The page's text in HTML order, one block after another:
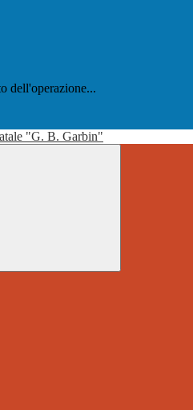
dell'operazione...